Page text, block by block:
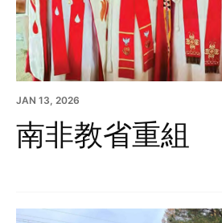
JAN 13, 2026
南非教省重組